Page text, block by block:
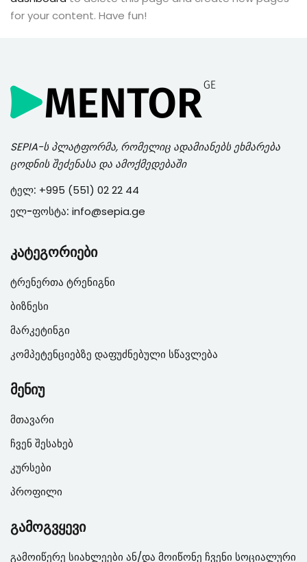
for your content. Have fun!
SEPIA-ს პლატფორმა, რომელიც ადამიანებს ეხმარება
ცოდნის შეძენასა და ამოქმედებაში
ტელ: +995 (551) 02 22 44
ელ-ფოსტა: info@sepia.ge
კატეგორიები
ტრენერთა ტრენიგნი
ბიზნესი
მარკეტინგი
კომპეტენციებზე დაფუძნებული სწავლება
მენიუ
მთავარი
ჩვენ შესახებ
კურსები
პროფილი
გამოგვყევი
გამოიწერე სიახლეები ან/და მოიწონე ჩვენი სოციალური